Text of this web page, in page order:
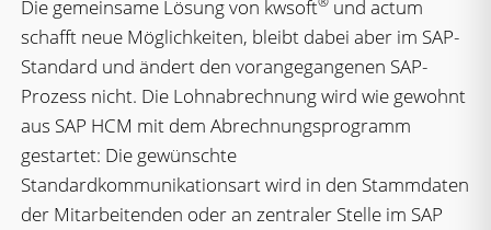
Die gemeinsame Lösung von kwsoft
und actum
schafft neue Möglichkeiten, bleibt dabei aber im SAP-
Standard und ändert den vorangegangenen SAP-
Prozess nicht. Die Lohnabrechnung wird wie gewohnt
aus SAP HCM mit dem Abrechnungsprogramm
gestartet: Die gewünschte
Standardkommunikationsart wird in den Stammdaten
der Mitarbeitenden oder an zentraler Stelle im SAP